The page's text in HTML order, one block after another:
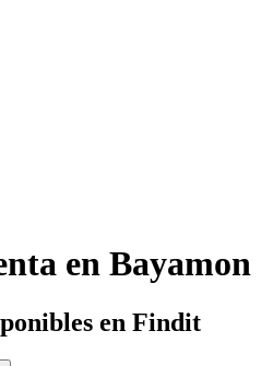
en Bayamon
en Findit